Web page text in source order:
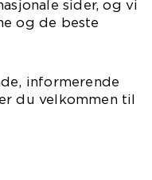
sider, og vi
og de beste
informerende
du velkommen til